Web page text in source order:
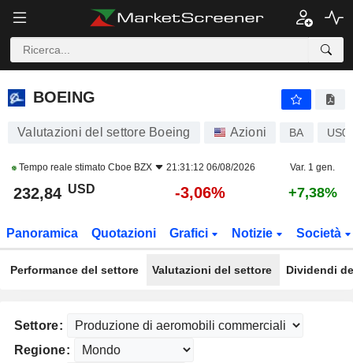
BOEING
BOEING
Valutazioni del settore Boeing Azioni BA
Tempo reale stimato Cboe BZX 21:31:12 06/08/2026 Var. 1 gen.
232,84 USD -3,06% +7,38%
Panoramica Quotazioni Grafici Notizie Società
Performance del settore Valutazioni del settore Dividendi
Settore:
Regione: